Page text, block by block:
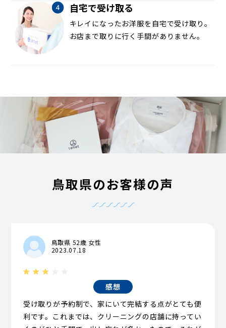
自宅で受け取る
キレイになったお洋服を自宅で受け取り。
お店まで取りに行く手間がありません。
鳥取県のお客様の声
鳥取県 52歳 女性
2023.07.18
感想
受け取りが予約制で、家にいて完結する点がとても便
利です。これまでは、クリーニングの店舗に持ってい